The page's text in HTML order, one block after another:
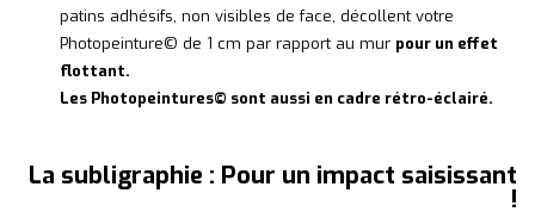
patins adhésifs, non visibles de face, décollent votre
Photopeinture© de 1 cm par rapport au mur pour un effet
flottant.
Les Photopeintures© sont aussi en cadre rétro-éclairé.
La subligraphie : Pour un impact saisissant
!